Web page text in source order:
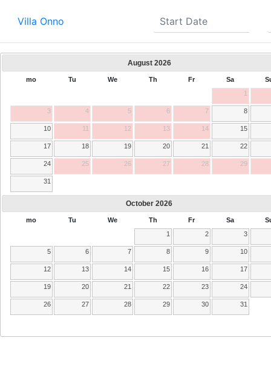
Villa Onno
August 2026
mo Tu We Th Fr Sa
1
3 4 5 6 7 8
10 11 12 13 14 15
17 18 19 20 21 22
24 25 26 27 28 29
31
October 2026
mo Tu We Th Fr Sa
1
2 3
5 6 7 8 9 10
12 13 14 15 16 17
19 20 21 22 23 24
26 27 28 29 30 31